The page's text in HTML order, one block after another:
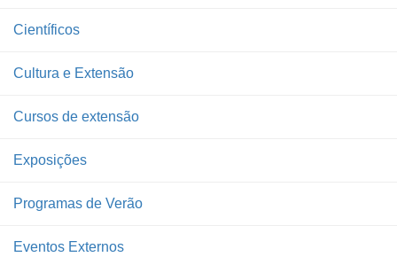
Científicos
Cultura e Extensão
Cursos de extensão
Exposições
Programas de Verão
Eventos Externos